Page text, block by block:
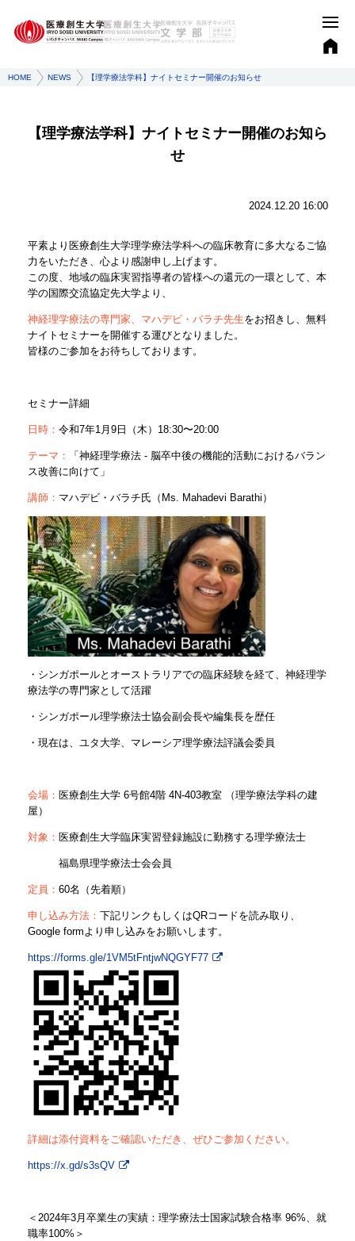
HOME NEWS 【理学療法学科】ナイトセミナー開催のお知らせ
【理学療法学科】ナイトセミナー開催のお知ら
せ
2024.12.20 16:00
平素より医療創生大学理学療法学科への臨床教育に多大なるご協
力をいただき、心より感謝申し上げます。
この度、地域の臨床実習指導者の皆様への還元の一環として、本
学の国際交流協定先大学より、
神経理学療法の専門家、マハデビ・バラチ先生をお招きし、無料
ナイトセミナーを開催する運びとなりました。
皆様のご参加をお待ちしております。
セミナー詳細
日時： 令和7年1月9日（木）18:30〜20:00
テーマ：
「神経理学療法 - 脳卒中後の機能的活動におけるバラン
ス改善に向けて」
講師： マハデビ・バラチ氏（Ms. Mahadevi Barathi）
・シンガポールとオーストラリアでの臨床経験を経て、神経理学
療法学の専門家として活躍
・シンガポール理学療法士協会副会長や編集長を歴任
・現在は、ユタ大学、マレーシア理学療法評議会委員
会場： 医療創生大学 6号館4階 4N-403教室 （理学療法学科の建
屋）
対象： 医療創生大学臨床実習登録施設に勤務する理学療法士
福島県理学療法士会会員
定員： 60名（先着順）
申し込み方法： 下記リンクもしくはQRコードを読み取り、
Google formより申し込みをお願いします。
https://forms.gle/1VM5tFntjwNQGYF77
詳細は添付資料をご確認いただき、ぜひご参加ください。
https://x.gd/s3sQV
＜2024年3月卒業生の実績：理学療法士国家試験合格率 96%、就
職率100%＞